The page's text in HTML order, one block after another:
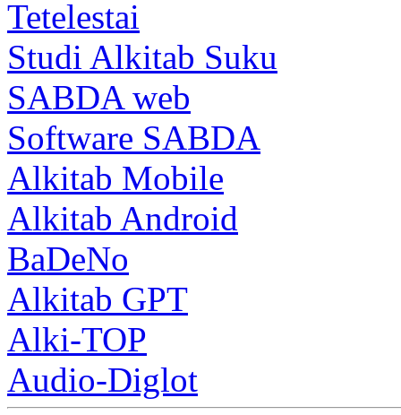
Tetelestai
Studi Alkitab Suku
SABDA web
Software SABDA
Alkitab Mobile
Alkitab Android
BaDeNo
Alkitab GPT
Alki-TOP
Audio-Diglot